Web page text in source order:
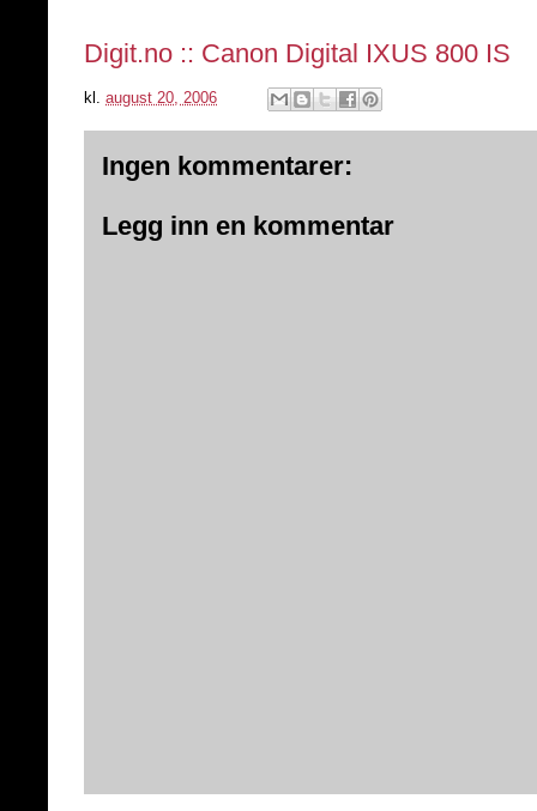
Digit.no :: Canon Digital IXUS 800 IS
kl. august 20, 2006
Ingen kommentarer:
Legg inn en kommentar